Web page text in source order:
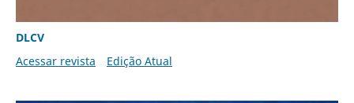
DLCV
Acessar revista
Edição Atual